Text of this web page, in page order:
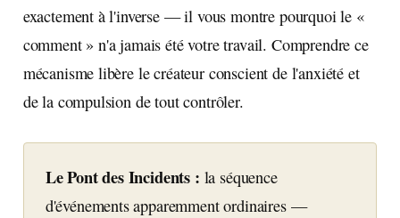
exactement à l'inverse — il vous montre pourquoi le «
comment » n'a jamais été votre travail. Comprendre ce
mécanisme libère le créateur conscient de l'anxiété et
de la compulsion de tout contrôler.
Le Pont des Incidents : la séquence
d'événements apparemment ordinaires —